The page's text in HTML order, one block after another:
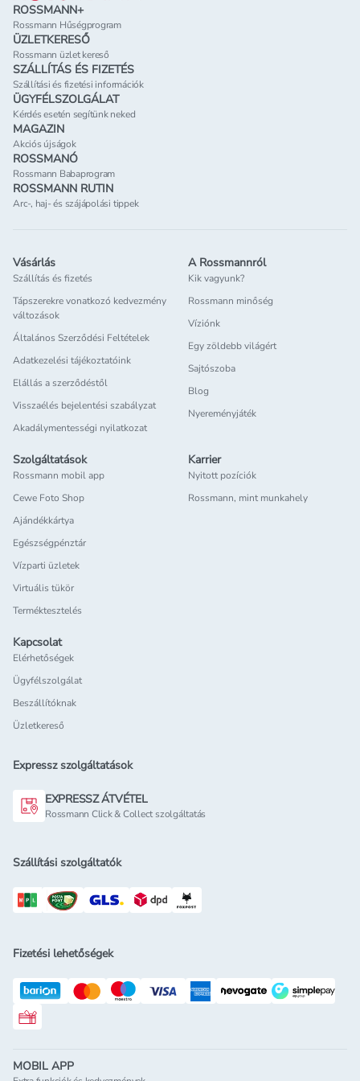
ROSSMANN+
Rossmann Hűségprogram
ÜZLETKERESŐ
Rossmann üzlet kereső
SZÁLLÍTÁS ÉS FIZETÉS
Szállítási és fizetési információk
ÜGYFÉLSZOLGÁLAT
Kérdés esetén segítünk neked
MAGAZIN
Akciós újságok
ROSSMANÓ
Rossmann Babaprogram
ROSSMANN RUTIN
Arc-, haj- és szájápolási tippek
Vásárlás
Szállítás és fizetés
Tápszerekre vonatkozó kedvezmény
változások
Általános Szerződési Feltételek
Adatkezelési tájékoztatóink
Elállás a szerződéstől
Visszaélés bejelentési szabályzat
Akadálymentességi nyilatkozat
A Rossmannról
Kik vagyunk?
Rossmann minőség
Víziónk
Egy zöldebb világért
Sajtószoba
Blog
Nyereményjáték
Szolgáltatások
Rossmann mobil app
Cewe Foto Shop
Ajándékkártya
Egészségpénztár
Vízparti üzletek
Virtuális tükör
Terméktesztelés
Karrier
Nyitott pozíciók
Rossmann, mint munkahely
Kapcsolat
Elérhetőségek
Ügyfélszolgálat
Beszállítóknak
Üzletkereső
Expressz szolgáltatások
EXPRESSZ ÁTVÉTEL
Rossmann Click & Collect szolgáltatás
Szállítási szolgáltatók
Fizetési lehetőségek
Rossmann ajándékkártya
MOBIL APP